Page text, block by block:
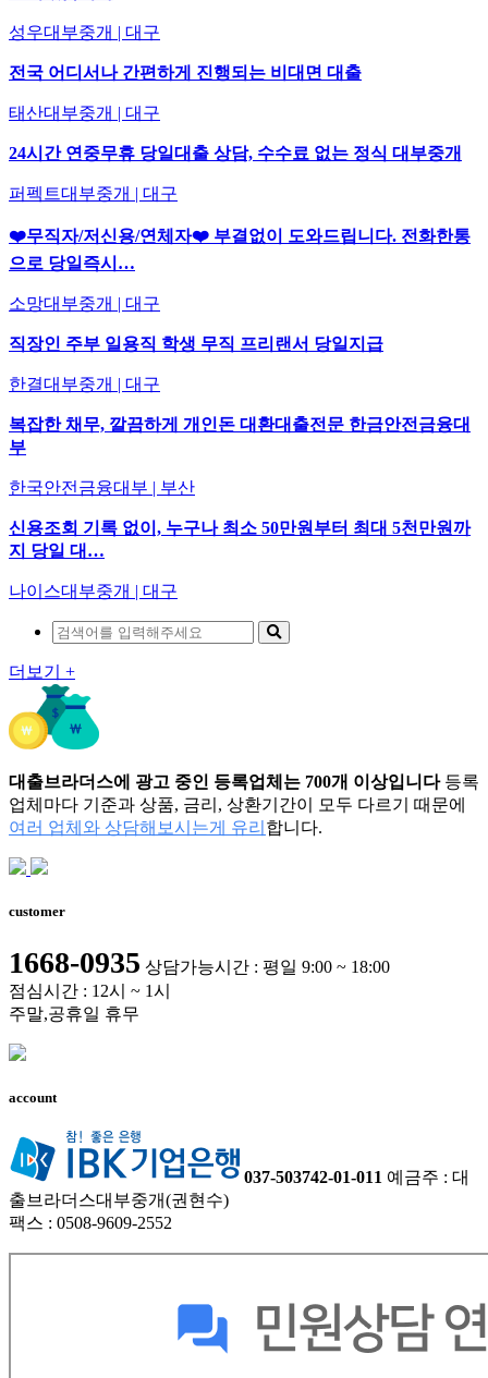
성우대부중개 | 대구
전국 어디서나 간편하게 진행되는 비대면 대출
태산대부중개 | 대구
24시간 연중무휴 당일대출 상담, 수수료 없는 정식 대부중개
퍼펙트대부중개 | 대구
❤️무직자/저신용/연체자❤️ 부결없이 도와드립니다. 전화한통
으로 당일즉시…
소망대부중개 | 대구
직장인 주부 일용직 학생 무직 프리랜서 당일지급
한결대부중개 | 대구
복잡한 채무, 깔끔하게 개인돈 대환대출전문 한금안전금융대
부
한국안전금융대부 | 부산
신용조회 기록 없이, 누구나 최소 50만원부터 최대 5천만원까
지 당일 대…
나이스대부중개 | 대구
더보기 +
대출브라더스에 광고 중인 등록업체는 700개 이상입니다등록
업체마다 기준과 상품, 금리, 상환기간이 모두 다르기 때문에
여러 업체와 상담해보시는게 유리 합니다.
customer
1668-0935 상담가능시간 : 평일 9:00 ~ 18:00
점심시간 : 12시 ~ 1시
주말,공휴일 휴무
account
037-503742-01-011 예금주 : 대
출브라더스대부중개(권현수)
팩스 : 0508-9609-2552